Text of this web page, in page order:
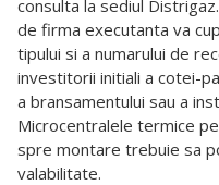
consulta la sediul
de firma executanta va
tipului si a numarului de
investitorii initiali a cotei-
a bransamentului sau a
Microcentralele termice
spre montare trebuie sa
valabilitate.